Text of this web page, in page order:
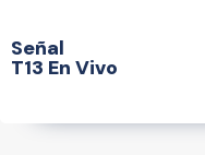
Señal
T13 En Vivo